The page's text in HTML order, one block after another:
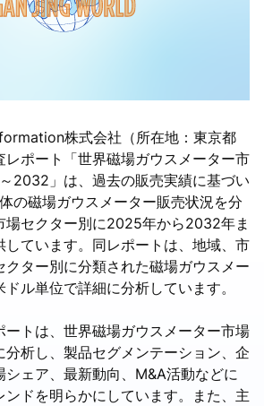
株式会社（所在地：東京都
レポート「世界磁場ガウスメーター市
2032」は、過去の販売実績に基づい
の磁場ガウスメーター販売状況を分
場セクター別に2025年から2032年ま
しています。同レポートは、地域、市
クター別に分類された磁場ガウスメー
ル単位で詳細に分析しています。
ートは、世界磁場ガウスメーター市場
分析し、製品セグメンテーション、企
ェア、最新動向、M&A活動などに
ンドを明らかにしています。また、主